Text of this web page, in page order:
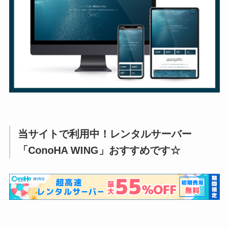
当サイトで利用中！レンタルサーバー
「ConoHA WING」おすすめです☆